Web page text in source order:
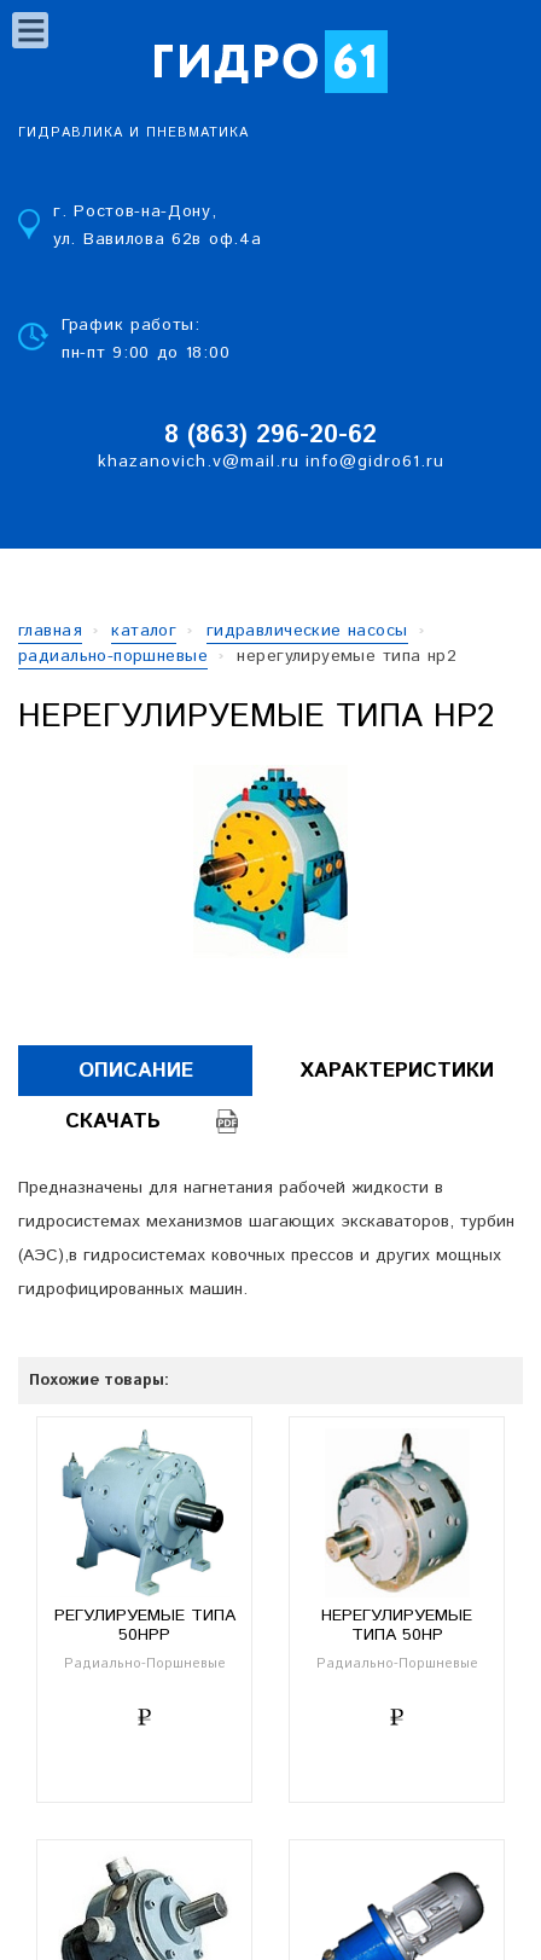
ГИДРАВЛИКА И ПНЕВМАТИКА
г. Ростов-на-Дону,
ул. Вавилова 62в оф.4а
График работы:
пн-пт 9:00 до 18:00
8 (863) 296-20-62
khazanovich.v@mail.ru info@gidro61.ru
главная каталог
гидравлические насосы
радиально-поршневые
нерегулируемые типа нр2
НЕРЕГУЛИРУЕМЫЕ ТИПА НР2
ОПИСАНИЕ
ХАРАКТЕРИСТИКИ
СКАЧАТЬ
Предназначены для нагнетания рабочей жидкости в
гидросистемах механизмов шагающих экскаваторов, турбин
(АЭС),в гидросистемах ковочных прессов и других мощных
гидрофицированных машин.
Похожие товары:
РЕГУЛИРУЕМЫЕ ТИПА
50НРР
Радиально-Поршневые
НЕРЕГУЛИРУЕМЫЕ
ТИПА 50НР
Радиально-Поршневые